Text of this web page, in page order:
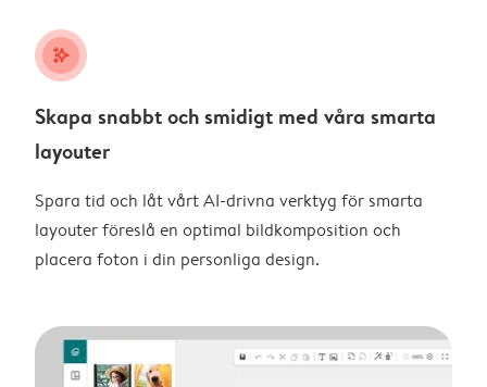
stars_plus
Skapa snabbt och smidigt med våra smarta
layouter
Spara tid och låt vårt AI-drivna verktyg för smarta
layouter föreslå en optimal bildkomposition och
placera foton i din personliga design.